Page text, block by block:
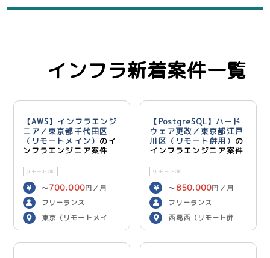
インフラ新着案件一覧
【AWS】インフラエンジ
ニア／東京都千代田区
（リモートメイン） のイ
ンフラエンジニア案件
リモートOK
〜700,000円／月
フリーランス
東京（リモートメイ
ン）
【PostgreSQL】ハード
ウェア更改／東京都江戸
川区（リモート併用） の
インフラエンジニア案件
リモートOK
〜 850,000円／月
フリーランス
西葛西（リモート併
用）